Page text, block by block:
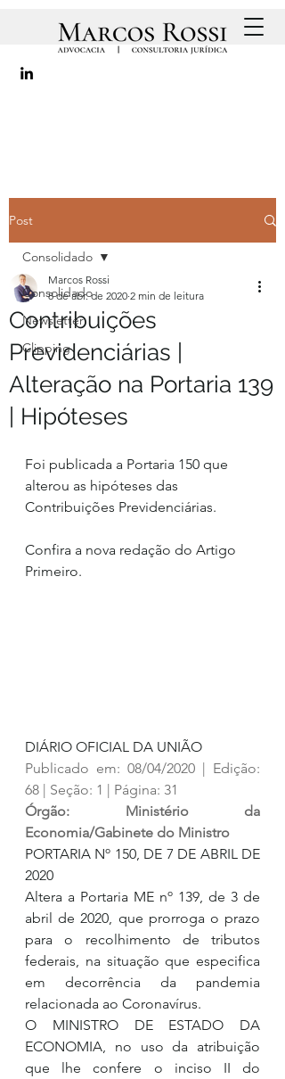
Post
Consolidado
Newsletter
Clipping
Consolidado
Contribuições
Previdenciárias |
Alteração na Portaria 139
| Hipóteses
Marcos Rossi
8 de abr. de 2020 2 min de leitura
Foi publicada a Portaria 150 que
alterou as hipóteses das
Contribuições Previdenciárias.
Confira a nova redação do Artigo
Primeiro.
DIÁRIO OFICIAL DA UNIÃO
Publicado em: 08/04/2020 | Edição:
68 | Seção: 1 | Página: 31
Órgão: Ministério da
Economia/Gabinete do Ministro
PORTARIA Nº 150, DE 7 DE ABRIL DE
2020
Altera a Portaria ME nº 139, de 3 de
abril de 2020, que prorroga o prazo
para o recolhimento de tributos
federais, na situação que especifica
em decorrência da pandemia
relacionada ao Coronavírus.
O MINISTRO DE ESTADO DA
ECONOMIA, no uso da atribuição
que lhe confere o inciso II do